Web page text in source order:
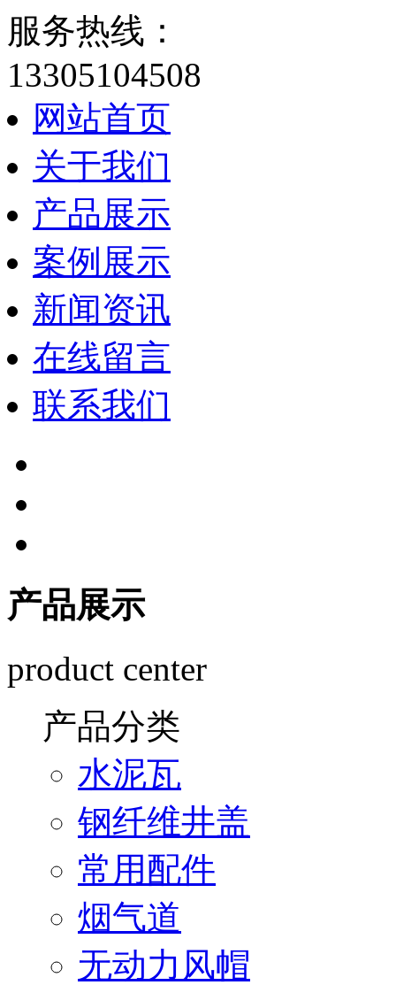
服务热线：
13305104508
网站首页
关于我们
产品展示
案例展示
新闻资讯
在线留言
联系我们
产品展示
product center
产品分类
水泥瓦
钢纤维井盖
常用配件
烟气道
无动力风帽